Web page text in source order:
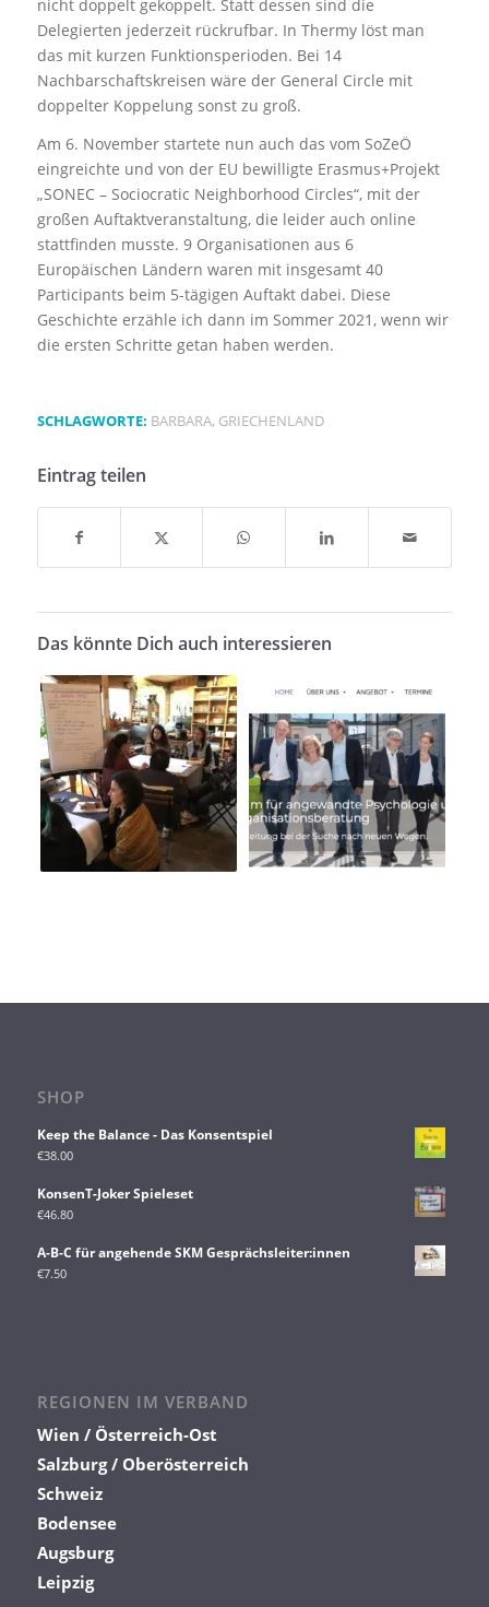
nicht doppelt gekoppelt. Statt dessen sind die
Delegierten jederzeit rückrufbar. In Thermy löst man
das mit kurzen Funktionsperioden. Bei 14
Nachbarschaftskreisen wäre der General Circle mit
doppelter Koppelung sonst zu groß.
Am 6. November startete nun auch das vom SoZeÖ
eingreichte und von der EU bewilligte Erasmus+Projekt
„SONEC – Sociocratic Neighborhood Circles“, mit der
großen Auftaktveranstaltung, die leider auch online
stattfinden musste. 9 Organisationen aus 6
Europäischen Ländern waren mit insgesamt 40
Participants beim 5-tägigen Auftakt dabei. Diese
Geschichte erzähle ich dann im Sommer 2021, wenn wir
die ersten Schritte getan haben werden.
SCHLAGWORTE: BARBARA, GRIECHENLAND
Eintrag teilen
Das könnte Dich auch interessieren
SHOP
Keep the Balance - Das Konsentspiel
€38.00
KonsenT-Joker Spieleset
€46.80
A-B-C für angehende SKM Gesprächsleiter:innen
€7.50
REGIONEN IM VERBAND
Wien / Österreich-Ost
Salzburg / Oberösterreich
Schweiz
Bodensee
Augsburg
Leipzig